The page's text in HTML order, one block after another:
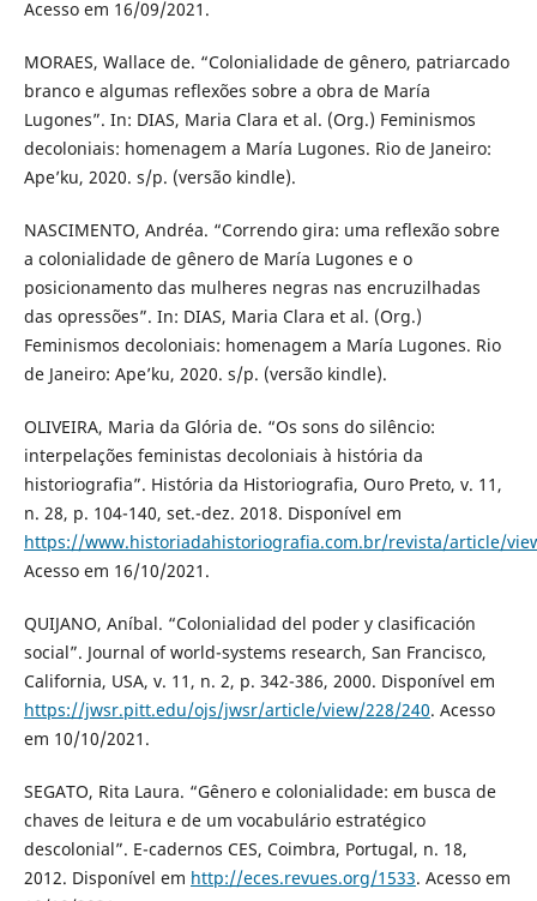
Acesso em 16/09/2021.
MORAES, Wallace de. “Colonialidade de gênero, patriarcado
branco e algumas reflexões sobre a obra de María
Lugones”. In: DIAS, Maria Clara et al. (Org.) Feminismos
decoloniais: homenagem a María Lugones. Rio de Janeiro:
Ape’ku, 2020. s/p. (versão kindle).
NASCIMENTO, Andréa. “Correndo gira: uma reflexão sobre
a colonialidade de gênero de María Lugones e o
posicionamento das mulheres negras nas encruzilhadas
das opressões”. In: DIAS, Maria Clara et al. (Org.)
Feminismos decoloniais: homenagem a María Lugones. Rio
de Janeiro: Ape’ku, 2020. s/p. (versão kindle).
OLIVEIRA, Maria da Glória de. “Os sons do silêncio:
interpelações feministas decoloniais à história da
historiografia”. História da Historiografia, Ouro Preto, v. 11,
n. 28, p. 104-140, set.-dez. 2018. Disponível em
https://www.historiadahistoriografia.com.br/revista/article/
Acesso em 16/10/2021.
QUIJANO, Aníbal. “Colonialidad del poder y clasificación
social”. Journal of world-systems research, San Francisco,
California, USA, v. 11, n. 2, p. 342-386, 2000. Disponível em
https://jwsr.pitt.edu/ojs/jwsr/article/view/228/240. Acesso
em 10/10/2021.
SEGATO, Rita Laura. “Gênero e colonialidade: em busca de
chaves de leitura e de um vocabulário estratégico
descolonial”. E-cadernos CES, Coimbra, Portugal, n. 18,
2012. Disponível em http://eces.revues.org/1533. Acesso em